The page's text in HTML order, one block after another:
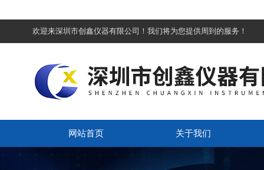
欢迎来深圳市创鑫仪器有限公司！我们将为您提供周到的服务！
网站首页 关于我们